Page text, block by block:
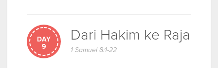
DAY
9
Dari Hakim ke Raja
1 Samuel 8:1-22